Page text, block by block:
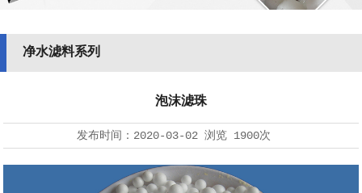
净水滤料系列
泡沫滤珠
发布时间： 2020-03-02浏览 1900次